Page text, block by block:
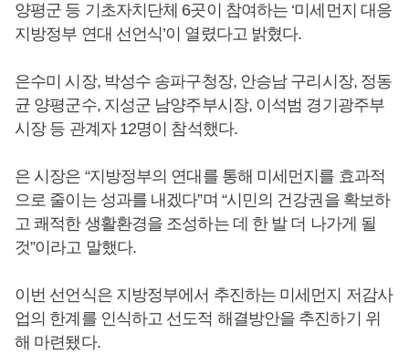
양평군 등 기초자치단체 6곳이 참여하는 ‘미세먼지 대응
지방정부 연대 선언식’이 열렸다고 밝혔다.
은수미 시장, 박성수 송파구청장, 안승남 구리시장, 정동
균 양평군수, 지성군 남양주부시장, 이석범 경기광주부
시장 등 관계자 12명이 참석했다.
은 시장은 “지방정부의 연대를 통해 미세먼지를 효과적
으로 줄이는 성과를 내겠다”며 “시민의 건강권을 확보하
고 쾌적한 생활환경을 조성하는 데 한 발 더 나가게 될
것”이라고 말했다.
이번 선언식은 지방정부에서 추진하는 미세먼지 저감사
업의 한계를 인식하고 선도적 해결방안을 추진하기 위
해 마련됐다.